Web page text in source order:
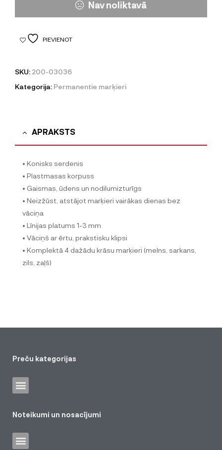
Nav noliktavā
PIEVIENOT
SKU: 200-03036
Kategorija: Permanentie marķieri
APRAKSTS
• Konisks serdenis
• Plastmasas korpuss
• Gaismas, ūdens un nodilumizturīgs
• Neizžūst, atstājot marķieri vairākas dienas bez
vāciņa
• Līnijas platums 1-3 mm
• Vāciņš ar ērtu, prakstisku klipsi
• Komplektā 4 dažādu krāsu marķieri (melns, sarkans,
zils, zaļš)
Preču kategorijas
Noteikumi un nosacījumi